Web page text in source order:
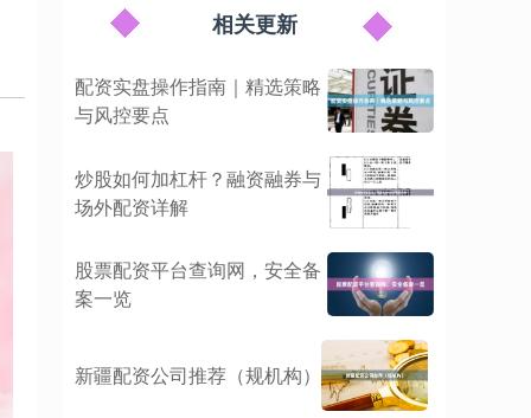
相关更新
配资实盘操作指南｜精选策略
与风控要点
炒股如何加杠杆？融资融券与
场外配资详解
股票配资平台查询网，安全备
案一览
新疆配资公司推荐（规机构）